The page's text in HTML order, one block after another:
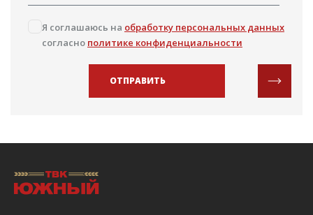
Я соглашаюсь на обработку персональных данных
согласно политике конфиденциальности
ОТПРАВИТЬ